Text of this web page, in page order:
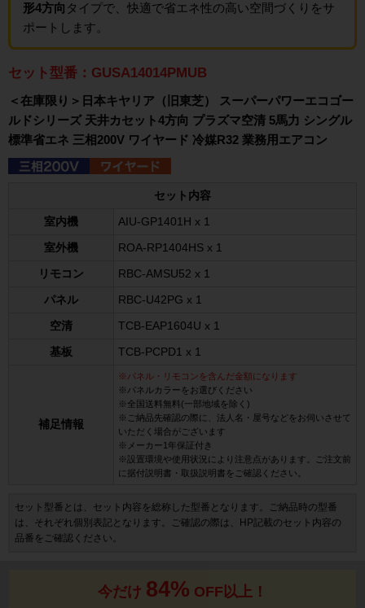
形4方向 タイプで、快適で省エネ性の高い空間づくりをサ
ポートします。
セット型番：GUSA14014PMUB
＜在庫限り＞日本キヤリア（旧東芝） スーパーパワーエコゴー
ルドシリーズ 天井カセット4方向 プラズマ空清 5馬力 シングル
標準省エネ 三相200V ワイヤード 冷媒R32 業務用エアコン
セット内容
室内機 AIU-GP1401H x 1
室外機 ROA-RP1404HS x 1
リモコン RBC-AMSU52 x 1
パネル RBC-U42PG x 1
空清 TCB-EAP1604U x 1
基板 TCB-PCPD1 x 1
補足情報
※パネル・リモコンを含んだ金額になります
※パネルカラーをお選びください
※全国送料無料(一部地域を除く)
※ご納品先確認の際に、法人名・屋号などをお伺いさせて
いただく場合がございます
※メーカー1年保証付き
※設置環境や使用状況により注意点があります。ご注文前
に据付説明書・取扱説明書をご確認ください。
セット型番とは、セット内容を総称した型番となります。ご納品時の型番
は、それぞれ個別表記となります。ご確認の際は、HP記載のセット内容の
品番をご確認ください。
今だけ 84% OFF以上！